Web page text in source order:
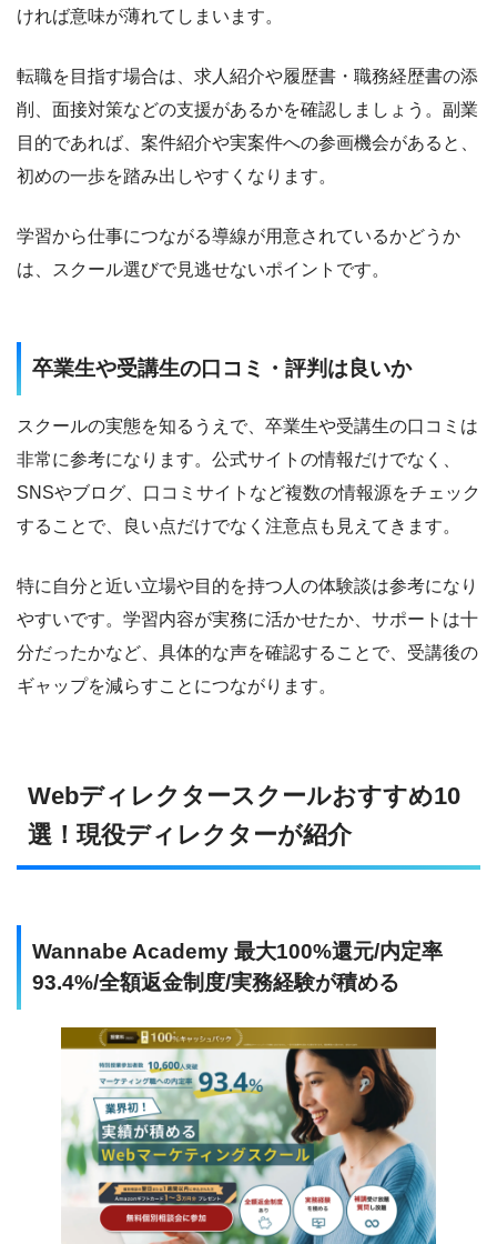
ければ意味が薄れてしまいます。
転職を目指す場合は、求人紹介や履歴書・職務経歴書の添
削、面接対策などの支援があるかを確認しましょう。副業
目的であれば、案件紹介や実案件への参画機会があると、
初めの一歩を踏み出しやすくなります。
学習から仕事につながる導線が用意されているかどうか
は、スクール選びで見逃せないポイントです。
卒業生や受講生の口コミ・評判は良いか
スクールの実態を知るうえで、卒業生や受講生の口コミは
非常に参考になります。公式サイトの情報だけでなく、
SNSやブログ、口コミサイトなど複数の情報源をチェック
することで、良い点だけでなく注意点も見えてきます。
特に自分と近い立場や目的を持つ人の体験談は参考になり
やすいです。学習内容が実務に活かせたか、サポートは十
分だったかなど、具体的な声を確認することで、受講後の
ギャップを減らすことにつながります。
Webディレクタースクールおすすめ10
選！現役ディレクターが紹介
Wannabe Academy 最大100%還元/内定率
93.4%/全額返金制度/実務経験が積める